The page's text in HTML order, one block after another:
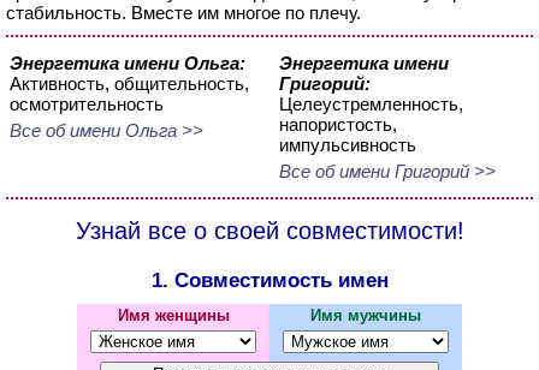
стабильность. Вместе им многое по плечу.
Энергетика имени Ольга:
Активность, общительность,
осмотрительность
Все об имени Ольга >>
Энергетика имени
Григорий:
Целеустремленность,
напористость,
импульсивность
Все об имени Григорий >>
Узнай все о своей совместимости!
1. Совместимость имен
Имя женщины Имя мужчины